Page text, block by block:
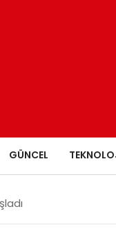
GÜNCEL